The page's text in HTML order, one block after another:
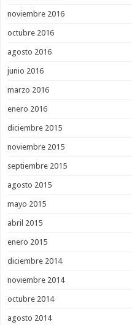
noviembre 2016
octubre 2016
agosto 2016
junio 2016
marzo 2016
enero 2016
diciembre 2015
noviembre 2015
septiembre 2015
agosto 2015
mayo 2015
abril 2015
enero 2015
diciembre 2014
noviembre 2014
octubre 2014
agosto 2014